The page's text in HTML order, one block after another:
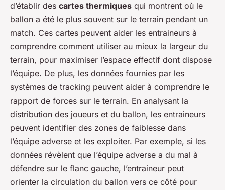
d’établir des cartes thermiques qui montrent où le
ballon a été le plus souvent sur le terrain pendant un
match. Ces cartes peuvent aider les entraineurs à
comprendre comment utiliser au mieux la largeur du
terrain, pour maximiser l’espace effectif dont dispose
l’équipe. De plus, les données fournies par les
systèmes de tracking peuvent aider à comprendre le
rapport de forces sur le terrain. En analysant la
distribution des joueurs et du ballon, les entraineurs
peuvent identifier des zones de faiblesse dans
l’équipe adverse et les exploiter. Par exemple, si les
données révèlent que l’équipe adverse a du mal à
défendre sur le flanc gauche, l’entraineur peut
orienter la circulation du ballon vers ce côté pour